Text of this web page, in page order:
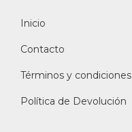
Inicio
Contacto
Términos y condiciones
Política de Devolución